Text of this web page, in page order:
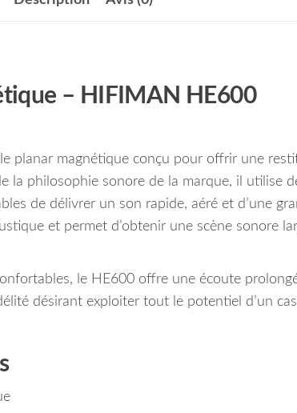
– HIFIMAN HE600
planar magnétique conçu pour offrir une
la philosophie sonore de la marque, il utilise
de délivrer un son rapide, aéré et d’une
et permet d’obtenir une scène sonore
le HE600 offre une écoute
désirant exploiter tout le potentiel d’un